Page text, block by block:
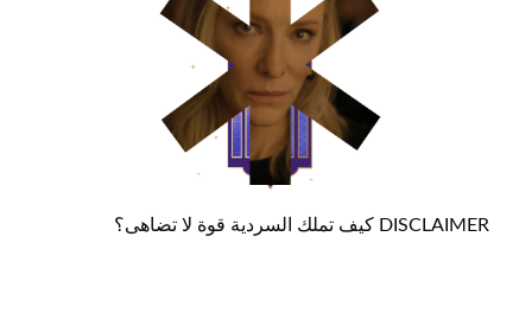
DISCLAIMER كيف تملك السردية قوة لا تضاهى؟